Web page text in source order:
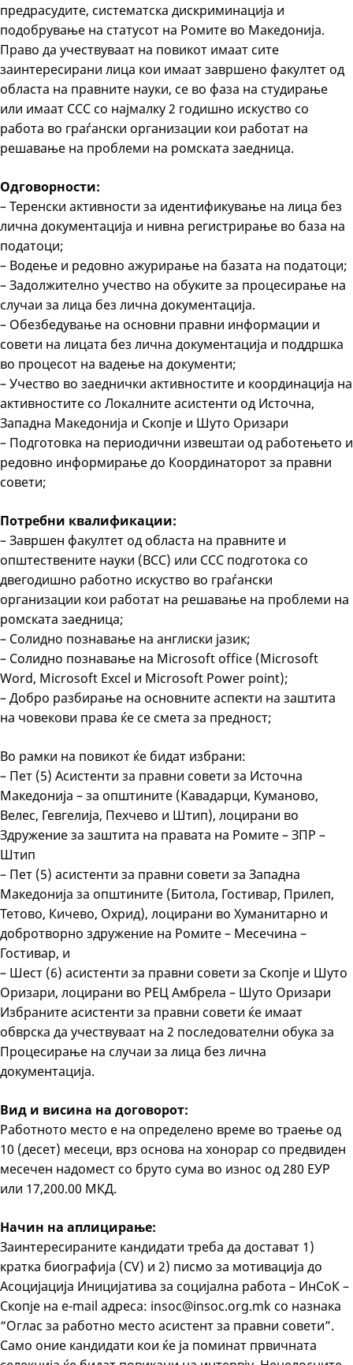
предрасудите, систематска дискриминација и
подобрување на статусот на Ромите во Македонија.
Право да учествуваат на повикот имаат сите
заинтересирани лица кои имаат завршено факултет од
областа на правните науки, се во фаза на студирање
или имаат ССС со најмалку 2 годишно искуство со
работа во граѓански организации кои работат на
решавање на проблеми на ромската заедница.
Одговорности:
– Теренски активности за идентификување на лица без
лична документација и нивна регистрирање во база на
податоци;
– Водење и редовно ажурирање на базата на податоци;
– Задолжително учество на обуките за процесирање на
случаи за лица без лична документација.
– Обезбедување на основни правни информации и
совети на лицата без лична документација и поддршка
во процесот на вадење на документи;
– Учество во заеднички активностите и координација на
активностите со Локалните асистенти од Источна,
Западна Македонија и Скопје и Шуто Оризари
– Подготовка на периодични извештаи од работењето и
редовно информирање до Координаторот за правни
совети;
Потребни квалификации:
– Завршен факултет од областа на правните и
општествените науки (ВСС) или ССС подготока со
двегодишно работно искуство во граѓански
организации кои работат на решавање на проблеми на
ромската заедница;
– Солидно познавање на англиски јазик;
– Солидно познавање на Microsoft office (Microsoft
Word, Microsoft Excel и Microsoft Power point);
– Добро разбирање на основните аспекти на заштита
на човекови права ќе се смета за предност;
Во рамки на повикот ќе бидат избрани:
– Пет (5) Асистенти за правни совети за Источна
Македонија – за општините (Кавадарци, Куманово,
Велес, Гевгелија, Пехчево и Штип), лоцирани во
Здружение за заштита на правата на Ромите – ЗПР –
Штип
– Пет (5) асистенти за правни совети за Западна
Македонија за општините (Битола, Гостивар, Прилеп,
Тетово, Кичево, Охрид), лоцирани во Хуманитарно и
добротворно здружение на Ромите – Месечина –
Гостивар, и
– Шест (6) асистенти за правни совети за Скопје и Шуто
Оризари, лоцирани во РЕЦ Амбрела – Шуто Оризари
Избраните асистенти за правни совети ќе имаат
обврска да учествуваат на 2 последователни обука за
Процесирање на случаи за лица без лична
документација.
Вид и висина на договорот:
Работното место е на определено време во траење од
10 (десет) месеци, врз основа на хонорар со предвиден
месечен надомест со бруто сума во износ од 280 ЕУР
или 17,200.00 МКД.
Начин на аплицирање:
Заинтересираните кандидати треба да достават 1)
кратка биографија (CV) и 2) писмо за мотивација до
Асоцијација Иницијатива за социјална работа – ИнСоК –
Скопје на e-mail адреса: insoc@insoc.org.mk со назнака
“Оглас за работно место асистент за правни совети”.
Само оние кандидати кои ќе ја поминат првичната